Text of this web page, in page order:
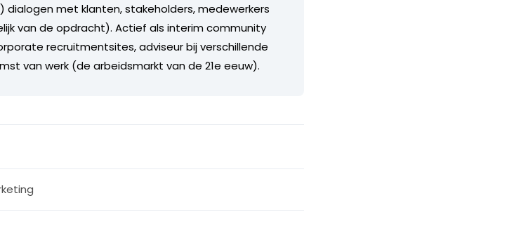
dialogen met klanten, stakeholders, medewerkers
van de opdracht). Actief als interim community
recruitmentsites, adviseur bij verschillende
van werk (de arbeidsmarkt van de 21e eeuw).